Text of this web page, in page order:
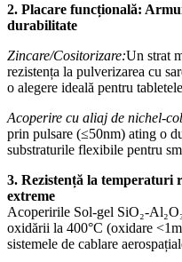
2. Placare funcțională:
durabilitate
Zincare/Cositorizare:Un strat
rezistența la pulverizarea cu
o alegere ideală pentru
Acoperire cu aliaj de nichel-
prin pulsare (≤50nm) ating o
substraturile flexibile pentru
3. Rezistență la
extreme
Acoperirile Sol-gel SiO₂-
oxidării la 400°C (oxidare
sistemele de cablare